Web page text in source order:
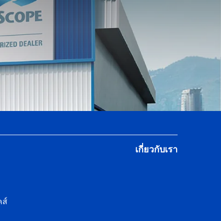
เกี่ยวกับเรา
ส์